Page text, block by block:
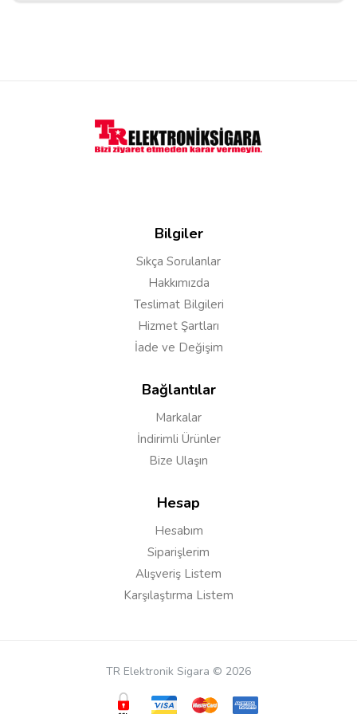
Yorum Yapın
Bilgiler
Sıkça Sorulanlar
Hakkımızda
Teslimat Bilgileri
Hizmet Şartları
İade ve Değişim
Bağlantılar
Markalar
İndirimli Ürünler
Bize Ulaşın
Hesap
Hesabım
Siparişlerim
Alışveriş Listem
Karşılaştırma Listem
TR Elektronik Sigara © 2026